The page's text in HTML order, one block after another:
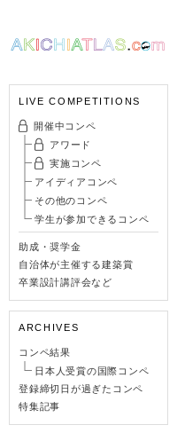
LIVE COMPETITIONS
開催中コンペ
アワード
実施コンペ
アイディアコンペ
その他のコンペ
学生が参加できるコンペ
助成・奨学金
自治体が主催する建築賞
卒業設計講評会など
ARCHIVES
コンペ結果
日本人受賞の国際コンペ
登録締切日が過ぎたコンペ
特集記事